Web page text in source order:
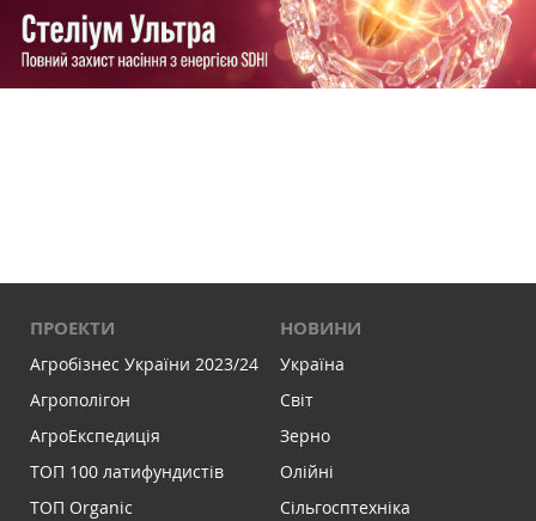
ПРОЕКТИ
Агробізнес України 2023/24
Агрополігон
АгроЕкспедиція
ТОП 100 латифундистів
ТОП Organic
НОВИНИ
Україна
Світ
Зерно
Олійні
Сільгосптехніка